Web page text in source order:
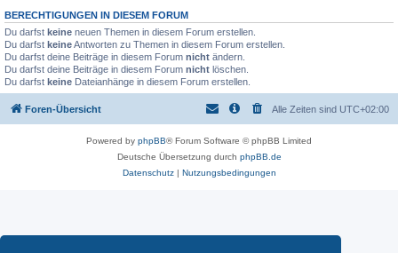
BERECHTIGUNGEN IN DIESEM FORUM
Du darfst keine neuen Themen in diesem Forum erstellen.
Du darfst keineAntworten zu Themen in diesem Forum erstellen.
Du darfst deine Beiträge in diesem Forum nicht ändern.
Du darfst deine Beiträge in diesem Forum nicht löschen.
Du darfst keine Dateianhänge in diesem Forum erstellen.
Foren-Übersicht Alle Zeiten sind UTC+02:00
Powered by phpBB® Forum Software © phpBB Limited
Deutsche Übersetzung durch phpBB.de
Datenschutz| Nutzungsbedingungen